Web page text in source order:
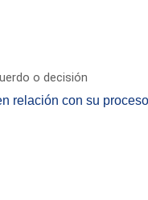
o decisión
relación con su